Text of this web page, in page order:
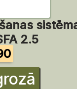
2.5